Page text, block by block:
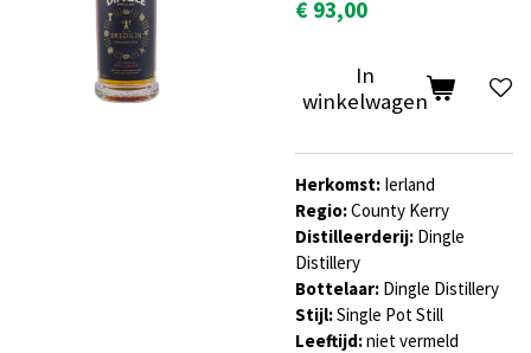
€ 93,00
In
winkelwagen
Herkomst: Ierland
Regio:County Kerry
Distilleerderij: Dingle
Distillery
Bottelaar: Dingle Distillery
Stijl:Single Pot Still
Leeftijd:niet vermeld